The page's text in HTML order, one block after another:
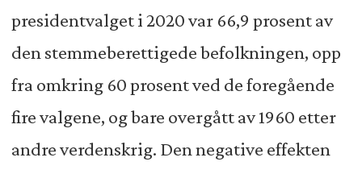
presidentvalget i 2020 var 66,9 prosent av
den stemmeberettigede befolkningen, opp
fra omkring 60 prosent ved de foregående
fire valgene, og bare overgått av 1960 etter
andre verdenskrig. Den negative effekten